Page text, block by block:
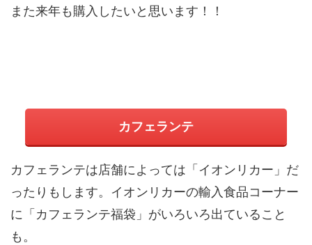
また来年も購入したいと思います！！
カフェランテ
カフェランテは店舗によっては「イオンリカー」だ
ったりもします。イオンリカーの輸入食品コーナー
に「カフェランテ福袋」がいろいろ出ていること
も。